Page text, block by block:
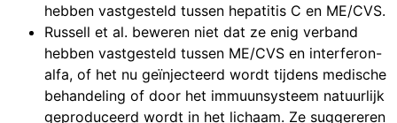
hebben vastgesteld tussen hepatitis C en ME/CVS.
Russell et al. beweren niet dat ze enig verband
hebben vastgesteld tussen ME/CVS en interferon-
alfa, of het nu geïnjecteerd wordt tijdens medische
behandeling of door het immuunsysteem natuurlijk
geproduceerd wordt in het lichaam. Ze suggereren